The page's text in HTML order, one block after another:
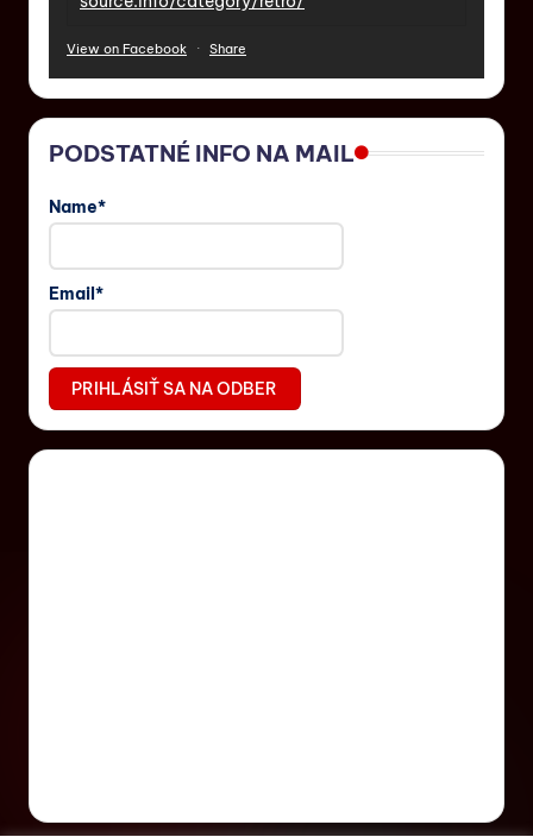
View on Facebook · Share
PODSTATNÉ INFO NA MAIL
Name*
Email*